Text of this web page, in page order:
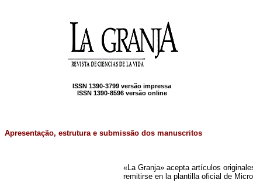
ISSN 1390-3799 versão impressa
ISSN 1390-8596 versão online
Apresentação, estrutura e submissão dos manuscritos
«La Granja» acepta artículos
remitirse en la plantilla oficial de